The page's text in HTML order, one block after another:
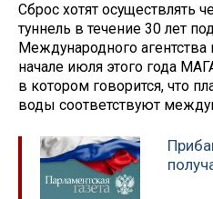
Сброс хотят осуществлять
туннель в течение 30 лет
Международного
начале июля этого года
в котором говорится, что
воды соответствуют